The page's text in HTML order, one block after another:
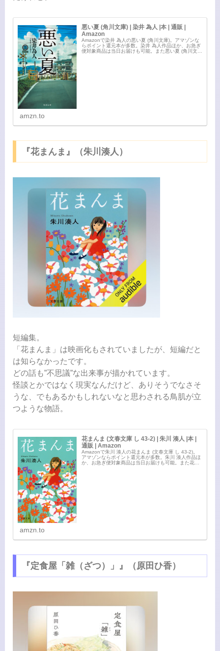
悪い夏 (角川文庫) | 染井 為人 |本 | 通販 |
Amazon
Amazonで染井 為人の悪い夏 (角川文庫)。アマゾンな
らポイント還元本が多数。染井 為人作品ほか、お急ぎ
便対象商品は当日お届けも可能。また悪い夏 (角川文
amzn.to
『花まんま』（朱川湊人）
短編集。
「花まんま」は映画化もされていましたが、短編だと
は知らなかったです。
どの話も”不思議”な出来事が描かれています。
怪談とかではなく現実なんだけど、ありそうでなさそ
うな、でもあるかもしれないなと思わされる鳥肌が立
つような物語。
花まんま (文春文庫 し 43-2) | 朱川 湊人 |本 |
通販 | Amazon
Amazonで朱川 湊人の花まんま (文春文庫 し 43-2)。
アマゾンならポイント還元本が多数。朱川 湊人作品ほ
か、お急ぎ便対象商品は当日お届けも可能。また花ま
amzn.to
『定食屋「雑（ざつ）」』（原田ひ香）